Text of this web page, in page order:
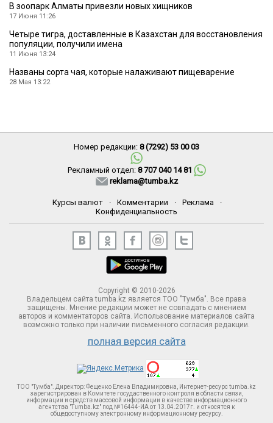
В зоопарк Алматы привезли новых хищников
17 Июня 11:26
Четыре тигра, доставленные в Казахстан для восстановления
популяции, получили имена
11 Июня 13:24
Названы сорта чая, которые налаживают пищеварение
28 Мая 13:22
Номер редакции: 8 (7292) 53 00 03
Рекламный отдел: 8 707 040 14 81
reklama@tumba.kz
Курсы валют · Комментарии · Реклама
·
Конфиденциальность
Copyright © 2010-2026
Владельцем сайта tumba.kz является ТОО "Тумба". Все права
защищены. Мнение редакции может не совпадать с мнением
авторов и комментаторов сайта. Использование материалов сайта
возможно только при наличии письменного согласия редакции.
полная версия сайта
ТОО "Тумба". Директор: Фещенко Елена Владимировна, Интернет-ресурс tumba.kz
зарегистрирован в Комитете госудаственного контроля в области связи,
информации и средств массовой информации в качестве информационного
агентства "Tumba.kz" под №16444-ИА от 13.04.2017г. и относятся к
общедоступному электронному информационному ресурсу.